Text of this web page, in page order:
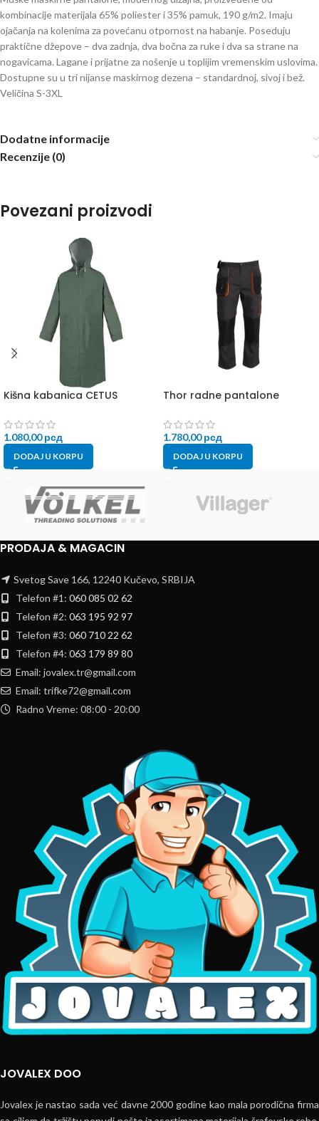
kombinacije materijala 65% poliester i 35% pamuk, 190 g/m2. Imaju
ojačanja na kolenima za povećanu otpornost na habanje. Poseduju
praktične džepove – dva zadnja, dva bočna za ruke i dva sa strane na
nogavicama. Lagane i prijatne za nošenje u toplijim vremenskim uslovima.
Dostupne su u tri nijanse maskirnog dezena – standardnoj, sivoj i bež.
Veličina S-3XL
Dodatne informacije
Recenzije (0)
Povezani proizvodi
Kišna kabanica CETUS
1.080,00рсд
DODAJ U KORPU
Thor radne pantalone
1.780,00рсд
DODAJ U KORPU
PRODAJA & MAGACIN
Svetog Save 166, 12240 Kučevo, SRBIJA
Telefon #1: 060 085 02 62
Telefon #2: 063 195 92 97
Telefon #3: 060 710 22 62
Telefon #4: 063 179 89 80
Email: jovalex.tr@gmail.com
Email: trifke72@gmail.com
Radno Vreme: 08:00 - 20:00
JOVALEX DOO
Jovalex je nastao sada već davne 2000 godine kao mala porodična firma